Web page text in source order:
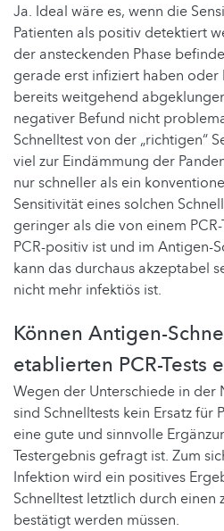
Ja. Ideal wäre es, wenn die
Patienten als positiv detektiert
der ansteckenden Phase
gerade erst infiziert haben
bereits weitgehend
negativer Befund nicht
Schnelltest von der „richtigen“
viel zur Eindämmung der
nur schneller als ein
Sensitivität eines solchen
geringer als die von einem
PCR-positiv ist und im Antigen-
kann das durchaus akzeptabel
nicht mehr infektiös ist.
Können Antigen-
etablierten PCR-Tests
Wegen der Unterschiede in
sind Schnelltests kein Ersatz für
eine gute und sinnvolle
Testergebnis gefragt ist. Zum
Infektion wird ein positives
Schnelltest letztlich durch einen
bestätigt werden müssen.